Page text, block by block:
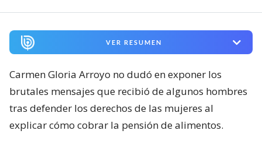
VER RESUMEN
Carmen Gloria Arroyo no dudó en exponer los
brutales mensajes que recibió de algunos hombres
tras defender los derechos de las mujeres al
explicar cómo cobrar la pensión de alimentos.